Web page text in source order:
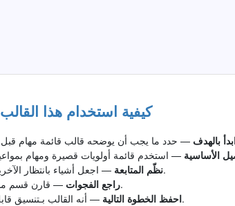
كيفية استخدام هذا القالب
بالهدف
الأساسية
نظّم المتابعة— اجعل أشياء بانتظار الآخرين واضحة حتى يسهل الرجوع إلى القالب بعد يوم أو أسبوع.
راجع الفجوات— قارن قسم ما أُنجز اليوم بما حدث فعلا وحدد ما يحتاج إلى تعديل أو تأكيد.
احفظ الخطوة التالية— أنه القالب بـتنسيق قابل لإعادة الاستخدام حتى يبقى قالب قائمة مهام قابلا للتنفيذ.